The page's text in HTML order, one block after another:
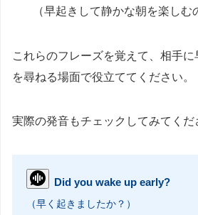
（早起きして静かな朝を楽しむ
これらのフレーズを覚えて、相手
を尋ねる場面で役立ててください。
実際の発音もチェックしてみてくだ
Did you wake up early?
（早く起きましたか？）